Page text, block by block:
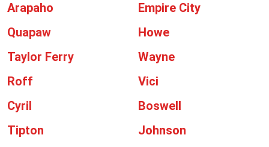
Arapaho
Empire City
Quapaw
Howe
Taylor Ferry
Wayne
Roff
Vici
Cyril
Boswell
Tipton
Johnson